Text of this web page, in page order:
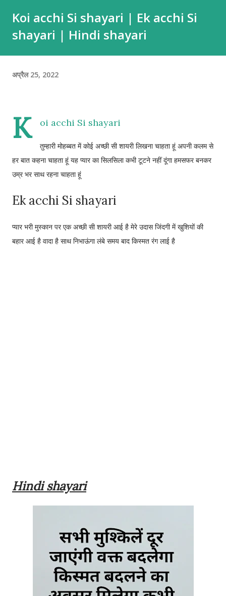
रहकर वादा और वफ़ा शायरी वादा करती हो तो निभाया करो हर बात पर यूं ना
आजमाया करो मोहब्बत लफ्जों से नहीं वफा से मुकम्मल होती है अपना कहा है तो साथ
Koi acchi Si shayari | Ek acchi Si
shayari | Hindi shayari
अप्रैल 25, 2022
K oi acchi Si shayari
तुम्हारी मोहब्बत में कोई अच्छी सी शायरी लिखना चाहता हूं अपनी कलम से
हर बात कहना चाहता हूं यह प्यार का सिलसिला कभी टूटने नहीं दूंगा हमसफर बनकर
उम्र भर साथ रहना चाहता हूं
Ek acchi Si shayari
प्यार भरी मुस्कान पर एक अच्छी सी शायरी आई है मेरे उदास जिंदगी में खुशियों की
बहार आई है वादा है साथ निभाऊंगा लंबे समय बाद किस्मत रंग लाई है
Hindi shayari